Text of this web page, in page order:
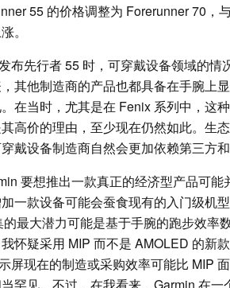
55 的价格调整为 Forerunner 70，
。
布先行者 55 时，可穿戴设备领域的情
其他制造商的产品也都具备在手腕上
在当时，尤其是在 Fenix 系列中，这
高价的理由，至少现在仍然如此。生
戴设备制造商自然会更加依赖第三方
要想推出一款真正的经济型产品可
一款设备可能会蚕食现有的入门级机
最大潜力可能是基于手腕的跑步效率
怀疑采用 MIP 而不是 AMOLED 的新
屏现在的制造或采购效率可能比 MIP
罕见。不过，在我看来，Garmin 在一